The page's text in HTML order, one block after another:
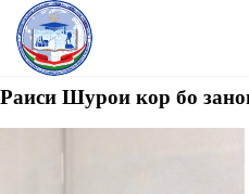
Раиси Шурои кор бо